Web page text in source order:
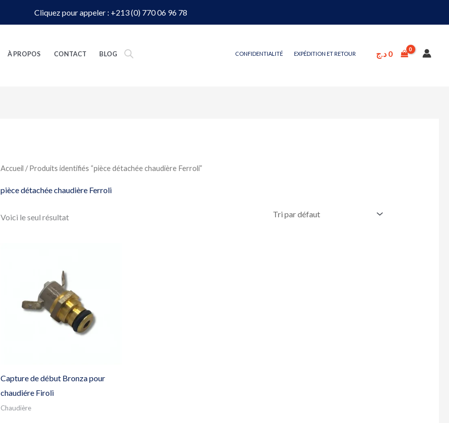
Cliquez pour appeler : +213 (0) 770 06 96 78
À PROPOS CONTACT BLOG CONFIDENTIALITÉ EXPÉDITION ET RETOUR 0 د.ج
Accueil / Produits identifiés “pièce détachée chaudière Ferroli”
pièce détachée chaudière Ferroli
Voici le seul résultat
Capture de début Bronza pour
chaudiére Firoli
Chaudière